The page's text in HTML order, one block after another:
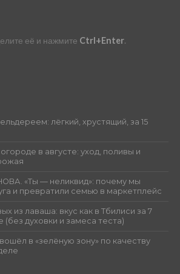
её и нажмите Ctrl+Enter.
лёгкий, хрустящий, за 15
в августе: уход, поливы и
«Ты — неликвид»: почему мы
и превратили семью в маркетплейс
из лаваша: вкус как в Тбилиси за 7
(без духовки и замеса теста)
в «зелёную зону» по качеству